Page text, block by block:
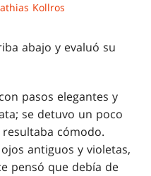
Kollros
abajo y evaluó su
pasos elegantes y
se detuvo un poco
resultaba cómodo.
antiguos y violetas,
pensó que debía de